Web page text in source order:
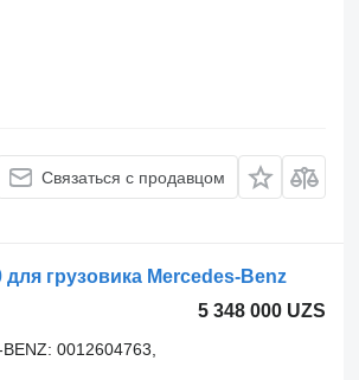
Связаться с продавцом
грузовика Mercedes-Benz
5 348 000 UZS
0012604763,